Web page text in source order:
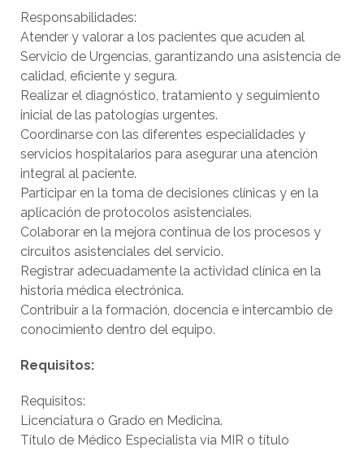
Responsabilidades:
Atender y valorar a los pacientes que acuden al
Servicio de Urgencias, garantizando una asistencia de
calidad, eficiente y segura.
Realizar el diagnóstico, tratamiento y seguimiento
inicial de las patologías urgentes.
Coordinarse con las diferentes especialidades y
servicios hospitalarios para asegurar una atención
integral al paciente.
Participar en la toma de decisiones clínicas y en la
aplicación de protocolos asistenciales.
Colaborar en la mejora continua de los procesos y
circuitos asistenciales del servicio.
Registrar adecuadamente la actividad clínica en la
historia médica electrónica.
Contribuir a la formación, docencia e intercambio de
conocimiento dentro del equipo.
Requisitos:
Requisitos:
Licenciatura o Grado en Medicina.
Título de Médico Especialista vía MIR o título